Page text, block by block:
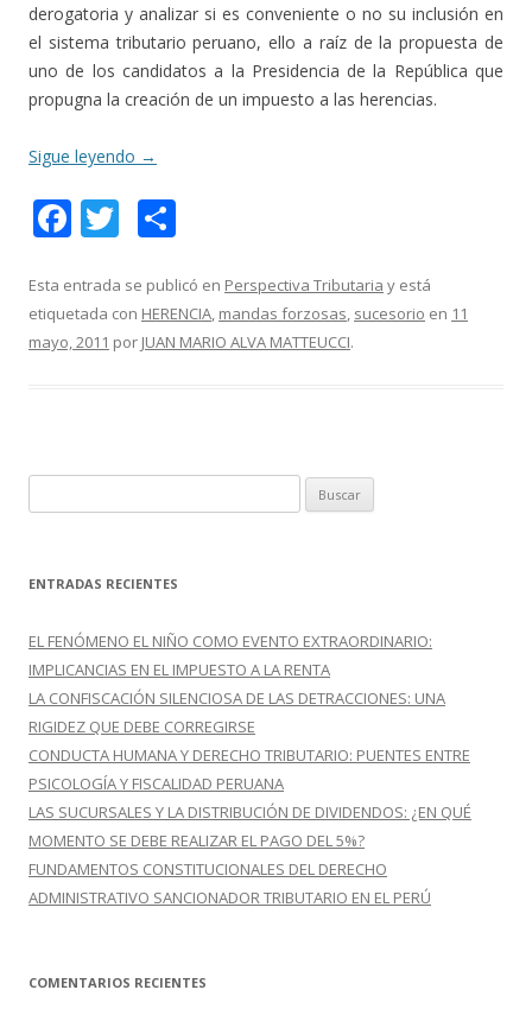
derogatoria y analizar si es conveniente o no su inclusión en
el sistema tributario peruano, ello a raíz de la propuesta de
uno de los candidatos a la Presidencia de la República que
propugna la creación de un impuesto a las herencias.
Sigue leyendo →
F
e
b
T
itt
er
m
p
Esta entrada se publicó en Perspectiva Tributaria y está
etiquetada con HERENCIA, mandas forzosas, sucesorio en 11
mayo, 2011 por JUAN MARIO ALVA MATTEUCCI.
u
c
r
:
ENTRADAS RECIENTES
EL FENÓMENO EL NIÑO COMO EVENTO EXTRAORDINARIO:
IMPLICANCIAS EN EL IMPUESTO A LA RENTA
LA CONFISCACIÓN SILENCIOSA DE LAS DETRACCIONES: UNA
RIGIDEZ QUE DEBE CORREGIRSE
CONDUCTA HUMANA Y DERECHO TRIBUTARIO: PUENTES ENTRE
PSICOLOGÍA Y FISCALIDAD PERUANA
LAS SUCURSALES Y LA DISTRIBUCIÓN DE DIVIDENDOS: ¿EN QUÉ
MOMENTO SE DEBE REALIZAR EL PAGO DEL 5%?
FUNDAMENTOS CONSTITUCIONALES DEL DERECHO
ADMINISTRATIVO SANCIONADOR TRIBUTARIO EN EL PERÚ
COMENTARIOS RECIENTES